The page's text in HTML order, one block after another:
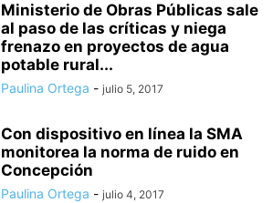
Ministerio de Obras Públicas sale
al paso de las críticas y niega
frenazo en proyectos de agua
potable rural...
Paulina Ortega - julio 5, 2017
Con dispositivo en línea la SMA
monitorea la norma de ruido en
Concepción
Paulina Ortega - julio 4, 2017